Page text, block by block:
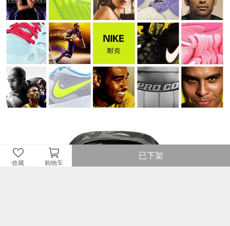
收藏 购物车
已下架